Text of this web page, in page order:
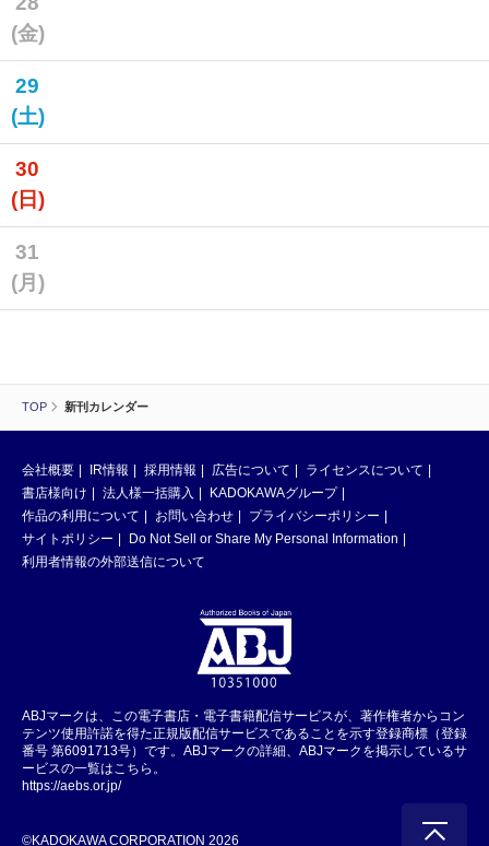
TOP 新刊カレンダー
(金)
29
(土)
30
(日)
31
(月)
会社概要 IR情報 採用情報 広告について
ライセンスについて
書店様向け
法人様一括購入
KADOKAWAグループ
作品の利用について
お問い合わせ
プライバシーポリシー
サイトポリシー
Do Not Sell or Share My Personal Information
利用者情報の外部送信について
ABJマークは、この電子書店・電子書籍配信サービスが、著作権者からコン
テンツ使用許諾を得た正規版配信サービスであることを示す登録商標（登録
番号 第6091713号）です。ABJマークの詳細、ABJマークを掲示しているサ
ービスの一覧はこちら。
https://aebs.or.jp/
©KADOKAWA CORPORATION 2026